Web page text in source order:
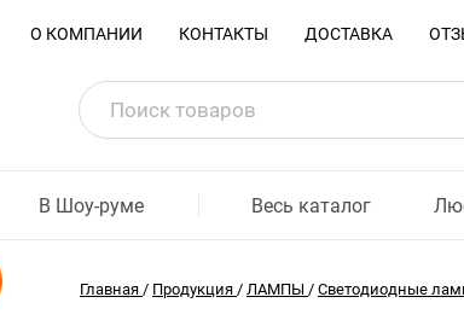
О КОМПАНИИ КОНТАКТЫ ДОСТАВКА
В Шоу-руме Весь каталог
Главная / Продукция / ЛАМПЫ / Светодиодные